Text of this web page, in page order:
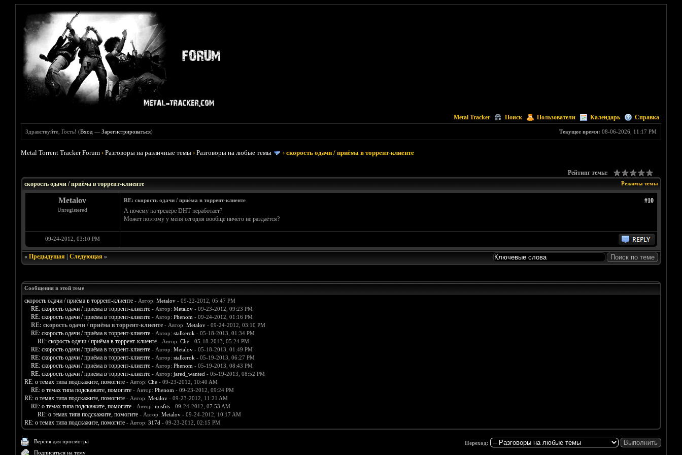
Metal Tracker Поиск Пользователи Календарь Справка
Текущее время: 08-06-2026, 11:17 PM
Здравствуйте, Гость! (Вход —Зарегистрироваться)
Metal Torrent Tracker Forum ›Разговоры на различные темы ›Разговоры на любые темы ›скорость одачи / приёма в торрент-клиенте
Рейтинг темы:
Режимы темы
скорость одачи / приёма в торрент-клиенте
Metalov
Unregistered
#10
RE: скорость одачи / приёма в торрент-клиенте
А почему на трекере DHT неработает?
Может поэтому у меня сегодня вообще ничего не раздаётся?
09-24-2012, 03:10 PM
« Предыдущая| Следующая»
Сообщения в этой теме
скорость одачи / приёма в торрент-клиенте - Автор: Metalov- 09-22-2012, 05:47 PM
RE: скорость одачи / приёма в торрент-клиенте - Автор: Metalov- 09-23-2012, 09:23 PM
RE: скорость одачи / приёма в торрент-клиенте - Автор: Phenom - 09-24-2012, 01:16 PM
RE: скорость одачи / приёма в торрент-клиенте - Автор: Metalov- 09-24-2012, 03:10 PM
RE: скорость одачи / приёма в торрент-клиенте - Автор: stalkerok - 05-18-2013, 01:34 PM
RE: скорость одачи / приёма в торрент-клиенте - Автор: Che- 05-18-2013, 05:24 PM
RE: скорость одачи / приёма в торрент-клиенте - Автор: Metalov- 05-18-2013, 01:49 PM
RE: скорость одачи / приёма в торрент-клиенте - Автор: stalkerok - 05-19-2013, 06:27 PM
RE: скорость одачи / приёма в торрент-клиенте - Автор: Phenom - 05-19-2013, 08:43 PM
RE: скорость одачи / приёма в торрент-клиенте - Автор: jared_wanted - 05-19-2013, 08:52 PM
RE: о темах типа подскажите, помогите - Автор: Che- 09-23-2012, 10:40 AM
RE: о темах типа подскажите, помогите - Автор: Phenom - 09-23-2012, 09:24 PM
RE: о темах типа подскажите, помогите - Автор: Metalov- 09-23-2012, 11:21 AM
RE: о темах типа подскажите, помогите - Автор: misfits- 09-24-2012, 07:53 AM
RE: о темах типа подскажите, помогите - Автор: Metalov- 09-24-2012, 10:17 AM
RE: о темах типа подскажите, помогите - Автор: 317d - 09-23-2012, 02:15 PM
Версия для просмотра
Подписаться на тему
Переход: